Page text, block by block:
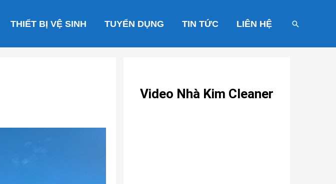
THIẾT BỊ VỆ SINH TUYỂN DỤNG TIN TỨC LIÊN HỆ
Tìm
Video Nhà Kim Cleaner